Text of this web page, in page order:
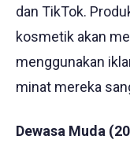
dan TikTok.
kosmetik akan
menggunakan
minat mereka
Dewasa Muda